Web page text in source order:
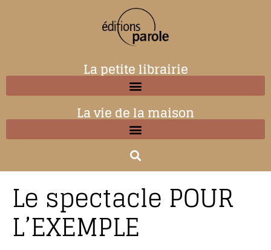
La petite librairie
La vie de la maison
Le spectacle POUR
L’EXEMPLE